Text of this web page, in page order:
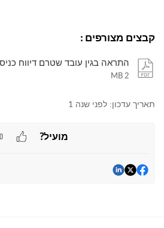
קבצים מצורפים :
2 MB
תאריך עדכון: לפני שנה 1
מועיל?